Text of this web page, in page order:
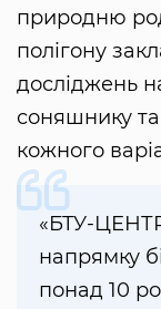
природню
полігону
досліджень
соняшнику
кожного
«БТУ-
напрямку
понад 10